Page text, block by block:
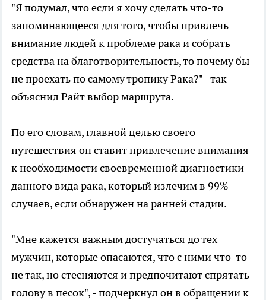
"Я подумал, что если я хочу сделать что-то
запоминающееся для того, чтобы привлечь
внимание людей к проблеме рака и собрать
средства на благотворительность, то почему бы
не проехать по самому тропику Рака?" - так
объяснил Райт выбор маршрута.
По его словам, главной целью своего
путешествия он ставит привлечение внимания
к необходимости своевременной диагностики
данного вида рака, который излечим в 99%
случаев, если обнаружен на ранней стадии.
"Мне кажется важным достучаться до тех
мужчин, которые опасаются, что с ними что-то
не так, но стесняются и предпочитают спрятать
голову в песок", - подчеркнул он в обращении к